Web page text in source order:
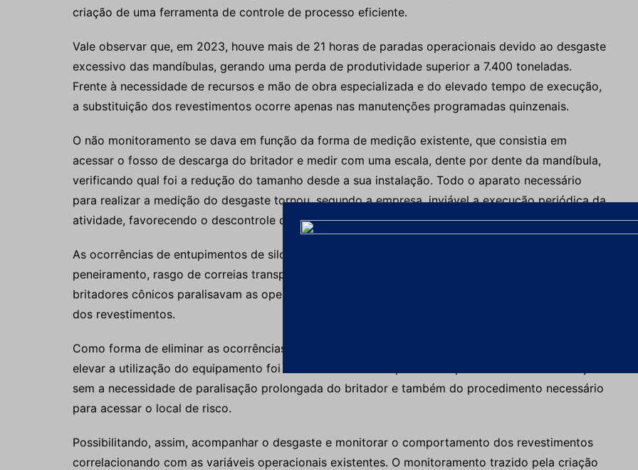
criação de uma ferramenta de controle de processo eficiente.
Vale observar que, em 2023, houve mais de 21 horas de paradas operacionais devido ao desgaste
excessivo das mandíbulas, gerando uma perda de produtividade superior a 7.400 toneladas.
Frente à necessidade de recursos e mão de obra especializada e do elevado tempo de execução,
a substituição dos revestimentos ocorre apenas nas manutenções programadas quinzenais.
O não monitoramento se dava em função da forma de medição existente, que consistia em
acessar o fosso de descarga do britador e medir com uma escala, dente por dente da mandíbula,
verificando qual foi a redução do tamanho desde a sua instalação. Todo o aparato necessário
para realizar a medição do desgaste tornou, segundo a empresa, inviável a execução periódica da
atividade, favorecendo o descontrole de processo.
As ocorrências de entupimentos de silos e chutes de transferência, rompimento de telas de
peneiramento, rasgo de correias transportadoras e obstrução de câmara de alimentação de
britadores cônicos paralisavam as operações, sendo necessária a substituição não programada
dos revestimentos.
Como forma de eliminar as ocorrências de paradas por falta de monitoramento do desgaste e
elevar a utilização do equipamento foi desenvolvido um dispositivo capaz de realizar as medições
sem a necessidade de paralisação prolongada do britador e também do procedimento necessário
para acessar o local de risco.
Possibilitando, assim, acompanhar o desgaste e monitorar o comportamento dos revestimentos
correlacionando com as variáveis operacionais existentes. O monitoramento trazido pela criação